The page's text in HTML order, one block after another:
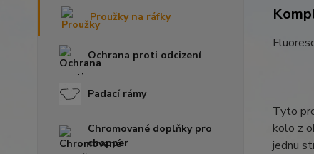
Proužky na ráfky
Ochrana proti odcizení
Padací rámy
Chromované doplňky pro
chopper
Tyto
kolo z
jednu